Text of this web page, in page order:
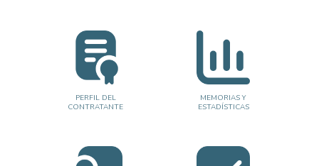
PERFIL DEL
CONTRATANTE
MEMORIAS Y
ESTADÍSTICAS